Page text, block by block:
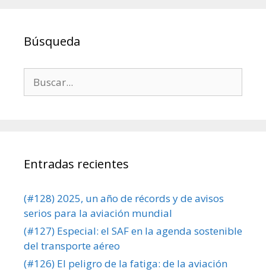
Búsqueda
Entradas recientes
(#128) 2025, un año de récords y de avisos
serios para la aviación mundial
(#127) Especial: el SAF en la agenda sostenible
del transporte aéreo
(#126) El peligro de la fatiga: de la aviación